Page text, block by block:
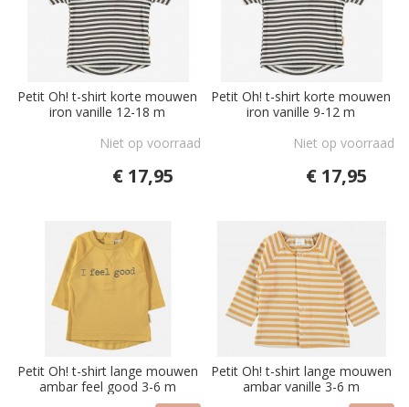
Petit Oh! t-shirt korte mouwen
iron vanille 12-18 m
Niet op voorraad
€ 17,95
Petit Oh! t-shirt korte mouwen
iron vanille 9-12 m
Niet op voorraad
€ 17,95
Petit Oh! t-shirt lange mouwen
ambar feel good 3-6 m
Petit Oh! t-shirt lange mouwen
ambar vanille 3-6 m